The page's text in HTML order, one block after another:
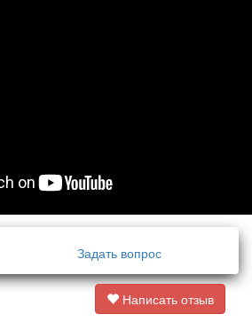
Задать вопрос
Написать отзыв